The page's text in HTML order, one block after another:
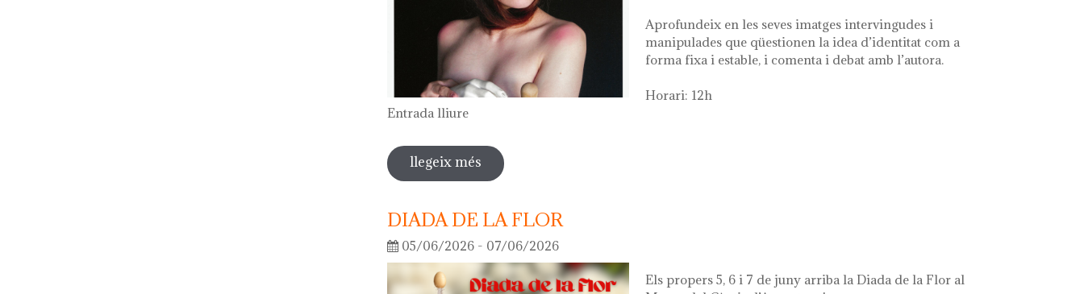
Aprofundeix en les seves imatges intervingudes i
manipulades que qüestionen la idea d’identitat com a
forma fixa i estable, i comenta i debat amb l’autora.
Horari: 12h
Entrada lliure
llegeix més sobre visita guiada a l'exposició 'el que queda de mi'
DIADA DE LA FLOR
05/06/2026 - 07/06/2026
Els propers 5, 6 i 7 de juny arriba la Diada de la Flor al